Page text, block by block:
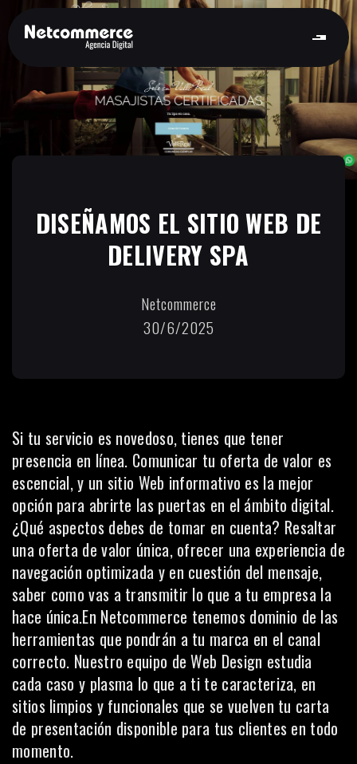
DISEÑAMOS EL SITIO WEB DE
DELIVERY SPA
Netcommerce
30/6/2025
Si tu servicio es novedoso, tienes que tener
presencia en línea. Comunicar tu oferta de valor es
escencial, y un sitio Web informativo es la mejor
opción para abrirte las puertas en el ámbito digital.
¿Qué aspectos debes de tomar en cuenta? Resaltar
una oferta de valor única, ofrecer una experiencia de
navegación optimizada y en cuestión del mensaje,
saber como vas a transmitir lo que a tu empresa la
hace única.En Netcommerce tenemos dominio de las
herramientas que pondrán a tu marca en el canal
correcto. Nuestro equipo de Web Design estudia
cada caso y plasma lo que a ti te caracteriza, en
sitios limpios y funcionales que se vuelven tu carta
de presentación disponible para tus clientes en todo
momento.